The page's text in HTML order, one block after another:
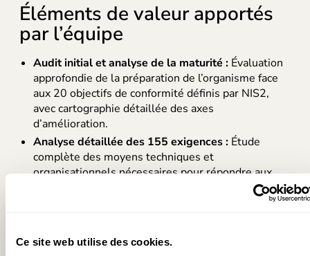
Ce site web utilise des cookies.
Éléments de valeur apportés
par l’équipe
Audit initial et analyse de la maturité :Évaluation
approfondie de la préparation de l’organisme face
aux 20 objectifs de conformité définis par NIS2,
avec cartographie détaillée des axes
d’amélioration.
Analyse détaillée des 155 exigences :Étude
complète des moyens techniques et
organisationnels nécessaires pour répondre aux
cartographie outillée du système d’information,